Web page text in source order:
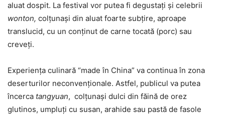
aluat dospit. La festival vor putea fi degustați și celebrii
wonton, colțunași din aluat foarte subțire, aproape
translucid, cu un conținut de carne tocată (porc) sau
creveți.
Experiența culinară “made în China” va continua în zona
deserturilor neconvenționale. Astfel, publicul va putea
încerca tangyuan, colțunași dulci din făină de orez
glutinos, umpluți cu susan, arahide sau pastă de fasole